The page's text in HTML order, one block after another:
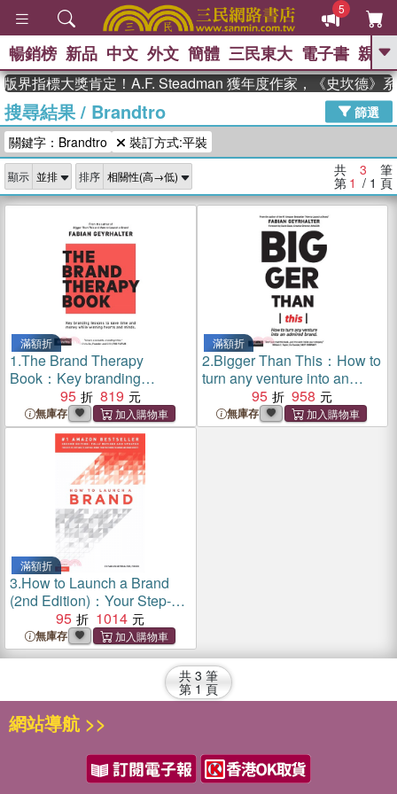
5
GO
高希均教授回憶錄
、 The Odyssey 、 父親節 、 如果歷
史是一群喵
獎 臺灣漫遊錄 、 方念華 、 台灣的李
登輝時代
數學女孩：黎曼猜想 、
偉大的迷走神經
暢銷榜 新品 中文 外文 簡體 三民東大 電子書 親子
界指標大獎肯定！A.F. Steadman 獲年度作家，《史坎德》
搜尋結果/ Brandtro
篩選
關鍵字：Brandtro
裝訂方式:平裝
顯示 排序 共 3 筆
第 1 / 1 頁
滿額折
1.The Brand Therapy
Book：Key branding
lessons to save time and
money while winning hearts
and minds.
95 819
無庫存
滿額折
2.Bigger Than This：How to
turn any venture into an
admired brand
95 958
無庫存
滿額折
3.How to Launch a Brand
(2nd Edition)：Your Step-by-
Step Guide to Crafting a
Brand: From Positioning to
Naming And Brand Identity
95 1014
無庫存
共 3 筆
第 1 頁
網站導航 >>